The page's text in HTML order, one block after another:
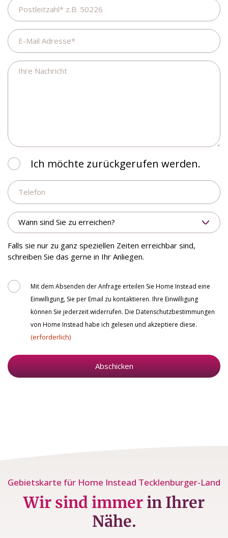
E-
Mail
Adresse
Ihre
Nachricht
Ich
möchte
zurückgerufen
werden.
Ich möchte zurückgerufen werden.
Telefon
Wann
sind
Sie
erreichen?
Falls sie nur zu ganz speziellen Zeiten erreichbar sind,
schreiben Sie das gerne in Ihr Anliegen.
ConsentMit dem Absenden der Anfrage erteilen Sie Home Instead eine
Einwilligung, Sie per Email zu kontaktieren. Ihre Einwilligung
können Sie jederzeit widerrufen. Die Datenschutzbestimmungen
von Home Instead habe ich gelesen und akzeptiere diese.
(erforderlich)
Abschicken
Gebietskarte für Home Instead Tecklenburger-Land
Wir sind immer in Ihrer
Nähe.